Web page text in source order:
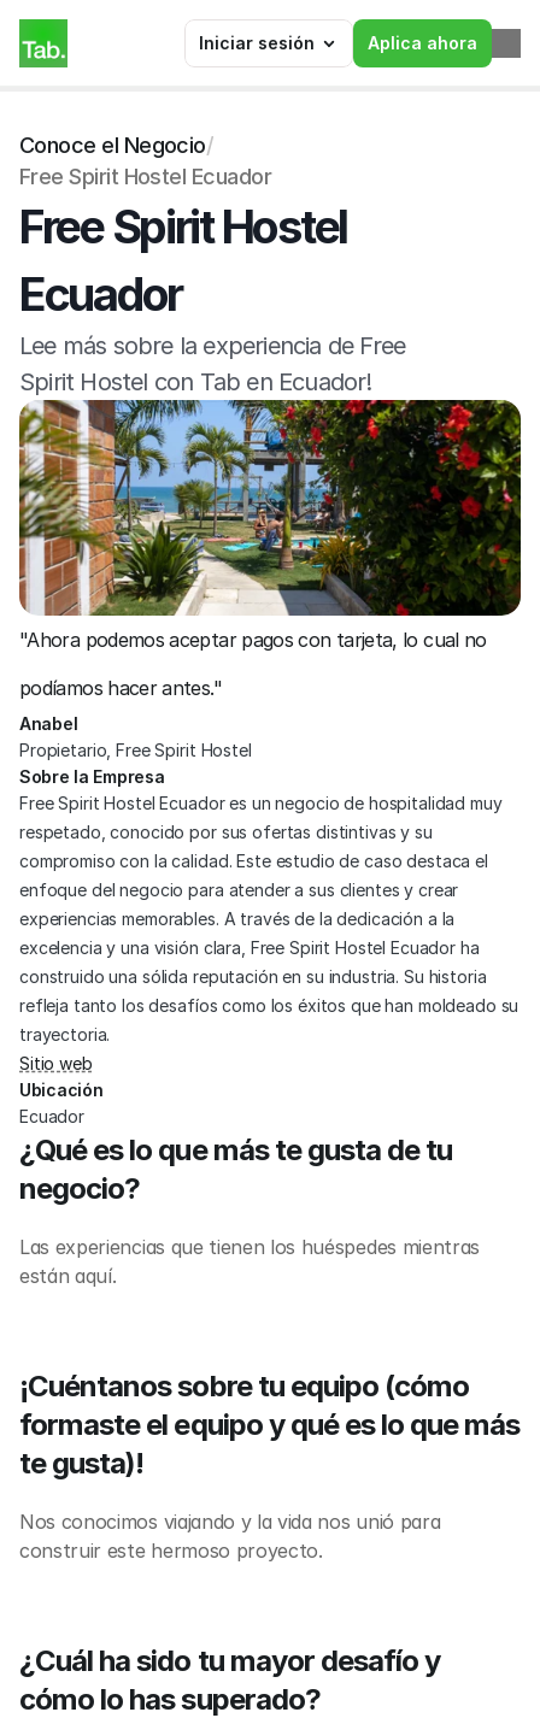
Iniciar sesión Aplica ahora
Conoce el Negocio/
Free Spirit Hostel Ecuador
Free Spirit Hostel
Ecuador
Lee más sobre la experiencia de Free
Spirit Hostel con Tab en Ecuador!
"Ahora podemos aceptar pagos con tarjeta, lo cual no
podíamos hacer antes."
Anabel
Propietario, Free Spirit Hostel
Sobre la Empresa
Free Spirit Hostel Ecuador es un negocio de hospitalidad muy
respetado, conocido por sus ofertas distintivas y su
compromiso con la calidad. Este estudio de caso destaca el
enfoque del negocio para atender a sus clientes y crear
experiencias memorables. A través de la dedicación a la
excelencia y una visión clara, Free Spirit Hostel Ecuador ha
construido una sólida reputación en su industria. Su historia
refleja tanto los desafíos como los éxitos que han moldeado su
trayectoria.
Sitio web
Ubicación
Ecuador
¿Qué es lo que más te gusta de tu
negocio?
Las experiencias que tienen los huéspedes mientras
están aquí.
¡Cuéntanos sobre tu equipo (cómo
formaste el equipo y qué es lo que más
te gusta)!
Nos conocimos viajando y la vida nos unió para
construir este hermoso proyecto.
¿Cuál ha sido tu mayor desafío y
cómo lo has superado?